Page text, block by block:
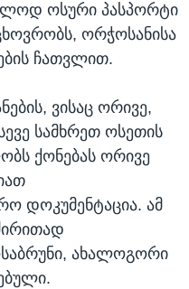
ოსური პასპორტი
ორჭოსანისა
ჩათვლით.
ვისაც ორივე,
სამხრეთ ოსეთის
ქონებას ორივე
დოკუმენტაცია. ამ
ახალოგორი